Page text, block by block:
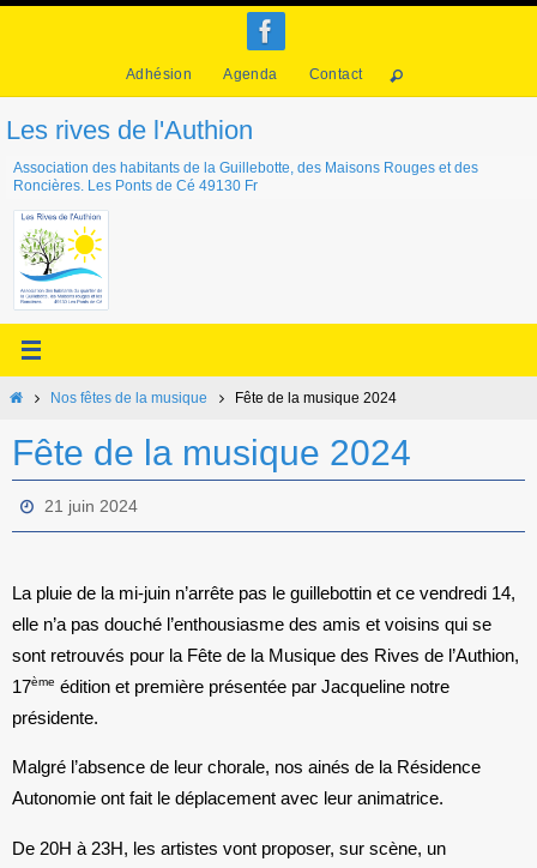
Adhésion Agenda Contact
Les rives de l'Authion
Association des habitants de la Guillebotte, des Maisons Rouges et des
Roncières. Les Ponts de Cé 49130 Fr
HomeNos fêtes de la musique Fête de la musique 2024
Fête de la musique 2024
21 juin 2024
La pluie de la mi-juin n’arrête pas le guillebottin et ce vendredi 14,
elle n’a pas douché l’enthousiasme des amis et voisins qui se
sont retrouvés pour la Fête de la Musique des Rives de l’Authion,
17ème édition et première présentée par Jacqueline notre
présidente.
Malgré l’absence de leur chorale, nos ainés de la Résidence
Autonomie ont fait le déplacement avec leur animatrice.
De 20H à 23H, les artistes vont proposer, sur scène, un